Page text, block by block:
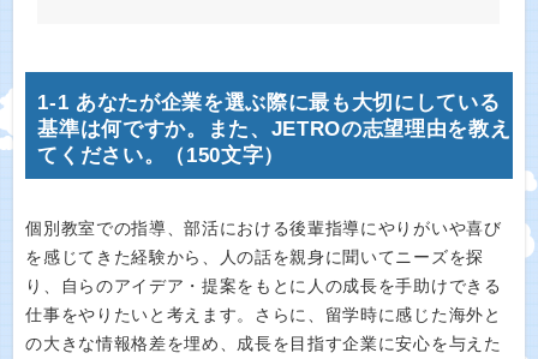
1-1 あなたが企業を選ぶ際に最も大切にしている
基準は何ですか。また、JETROの志望理由を教え
てください。（150文字）
個別教室での指導、部活における後輩指導にやりがいや喜び
を感じてきた経験から、人の話を親身に聞いてニーズを探
り、自らのアイデア・提案をもとに人の成長を手助けできる
仕事をやりたいと考えます。さらに、留学時に感じた海外と
の大きな情報格差を埋め、成長を目指す企業に安心を与えた